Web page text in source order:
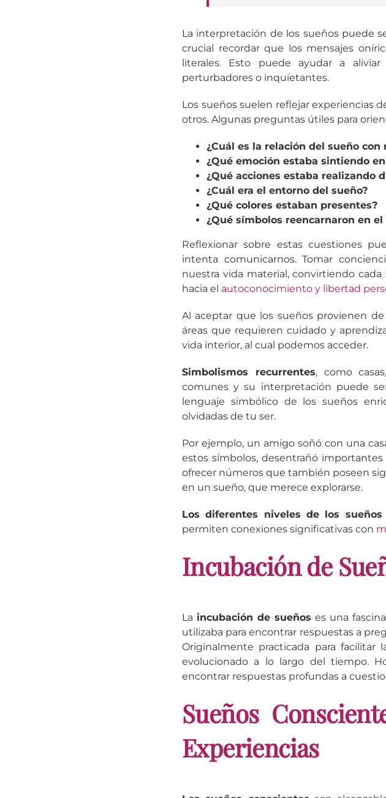
La interpretación de los sueños puede
crucial recordar que los mensajes
literales. Esto puede ayudar a
perturbadores o inquietantes.
Los sueños suelen reflejar experiencias
otros. Algunas preguntas útiles para
¿Cuál es la relación del sueño con
¿Qué emoción estaba sintiendo
¿Qué acciones estaba realizando
¿Cuál era el entorno del sueño?
¿Qué colores estaban presentes?
¿Qué símbolos reencarnaron en el
Reflexionar sobre estas cuestiones
intenta comunicarnos. Tomar
nuestra vida material, convirtiendo
hacia el autoconocimiento y libertad
Al aceptar que los sueños provienen
áreas que requieren cuidado y
vida interior, al cual podemos acceder.
Simbolismos recurrentes, como
comunes y su interpretación puede
lenguaje simbólico de los sueños
olvidadas de tu ser.
Por ejemplo, un amigo soñó con una
estos símbolos, desentrañó
ofrecer números que también poseen
en un sueño, que merece explorarse.
Los diferentes niveles de los sueños
permiten conexiones significativas con
Incubación de
La incubación de sueños es una
utilizaba para encontrar respuestas a
Originalmente practicada para facilitar
evolucionado a lo largo del tiempo.
encontrar respuestas profundas a
Sueños
Experiencias